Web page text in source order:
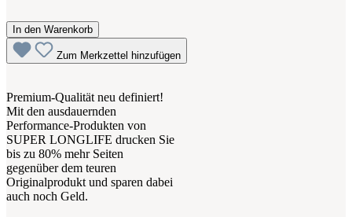
In den Warenkorb
Zum Merkzettel hinzufügen
Premium-Qualität neu definiert!
Mit den ausdauernden
Performance-Produkten von
SUPER LONGLIFE drucken Sie
bis zu 80% mehr Seiten
gegenüber dem teuren
Originalprodukt und sparen dabei
auch noch Geld.